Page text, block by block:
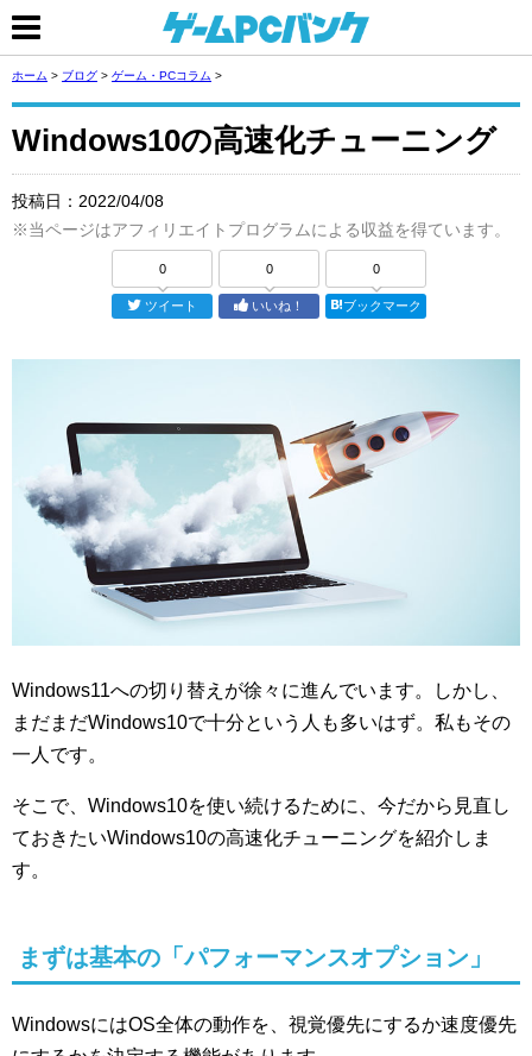
ホーム > ブログ > ゲーム・PCコラム >
Windows10の高速化チューニング
投稿日： 2022/04/08
※当ページはアフィリエイトプログラムによる収益を得ています。
0
ツイート
0
いいね！
0
ブックマーク
Windows11への切り替えが徐々に進んでいます。しかし、
まだまだWindows10で十分という人も多いはず。私もその
一人です。
そこで、Windows10を使い続けるために、今だから見直し
ておきたいWindows10の高速化チューニングを紹介しま
す。
まずは基本の「パフォーマンスオプション」
WindowsにはOS全体の動作を、視覚優先にするか速度優先